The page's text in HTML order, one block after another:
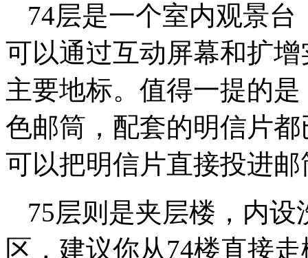
74层是一个室内观景
可以通过互动屏幕和扩
主要地标。值得一提的
色邮筒，配套的明信片
可以把明信片直接投进邮
75层则是夹层楼，内
区，建议你从74楼直接